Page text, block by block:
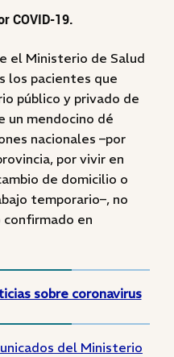
COVID-19.
el Ministerio de Salud
los pacientes que
público y privado de
un mendocino dé
nacionales –por
por vivir en
de domicilio o
temporario–, no
en
sobre coronavirus
del Ministerio